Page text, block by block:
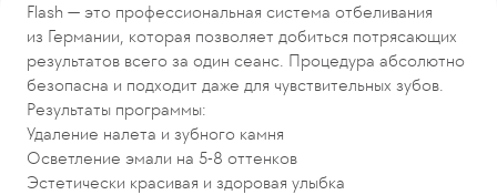
Врачи-кураторы
Отзывы
Рекомендуемые программы
Flash — это профессиональная система отбеливания
из Германии, которая позволяет добиться потрясающих
результатов всего за один сеанс. Процедура абсолютно
безопасна и подходит даже для чувствительных зубов.
Результаты программы:
Удаление налета и зубного камня
Осветление эмали на 5-8 оттенков
Эстетически красивая и здоровая улыбка